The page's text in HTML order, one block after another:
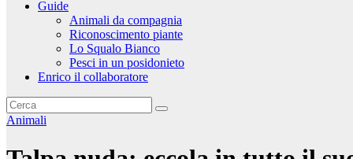
Guide
Animali da compagnia
Riconoscimento piante
Lo Squalo Bianco
Pesci in un posidonieto
Enrico il collaboratore
Animali